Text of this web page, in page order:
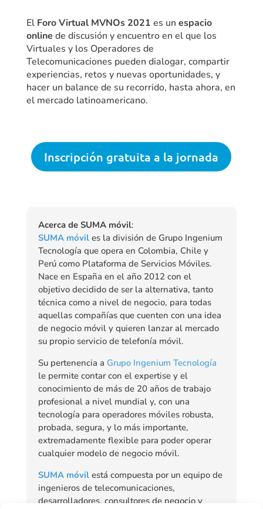
El Foro Virtual MVNOs 2021 es un espacio
online de discusión y encuentro en el que los
Virtuales y los Operadores de
Telecomunicaciones pueden dialogar, compartir
experiencias, retos y nuevas oportunidades, y
hacer un balance de su recorrido, hasta ahora, en
el mercado latinoamericano.
Inscripción gratuita a la jornada
Acerca de SUMA móvil:
SUMA móviles la división de Grupo Ingenium
Tecnología que opera en Colombia, Chile y
Perú como Plataforma de Servicios Móviles.
Nace en España en el año 2012 con el
objetivo decidido de ser la alternativa, tanto
técnica como a nivel de negocio, para todas
aquellas compañías que cuenten con una idea
de negocio móvil y quieren lanzar al mercado
su propio servicio de telefonía móvil.
Su pertenencia a Grupo Ingenium Tecnología
le permite contar con el expertise y el
conocimiento de más de 20 años de trabajo
profesional a nivel mundial y, con una
tecnología para operadores móviles robusta,
probada, segura, y lo más importante,
extremadamente flexible para poder operar
cualquier modelo de negocio móvil.
SUMA móvilestá compuesta por un equipo de
ingenieros de telecomunicaciones,
desarrolladores, consultores de negocio y